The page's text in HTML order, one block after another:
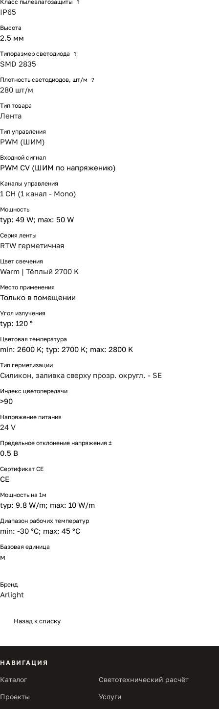
Класс пылевлагозащиты ?
IP65
Высота
2.5 мм
Типоразмер светодиода ?
SMD 2835
Плотность светодиодов, шт/м ?
280 шт/м
Тип товара
Лента
Тип управления
PWM (ШИМ)
Входной сигнал
PWM СV (ШИМ по напряжению)
Каналы управления
1 CH (1 канал - Mono)
Мощность
typ: 49 W; max: 50 W
Серия ленты
RTW герметичная
Цвет свечения
Warm | Тёплый 2700 K
Место применения
Только в помещении
Угол излучения
typ: 120 °
Цветовая температура
min: 2600 K; typ: 2700 K; max: 2800 K
Тип герметизации
Силикон, заливка сверху прозр. округл. - SE
Индекс цветопередачи
>90
Напряжение питания
24 V
Предельное отклонение напряжения ±
0.5 В
Сертификат CE
CE
Мощность на 1м
typ: 9.8 W/m; max: 10 W/m
Диапазон рабочих температур
min: -30 °C; max: 45 °C
Базовая единица
м
Бренд
Arlight
Назад к списку
НАВИГАЦИЯ
Каталог Светотехнический расчёт
Проекты Услуги